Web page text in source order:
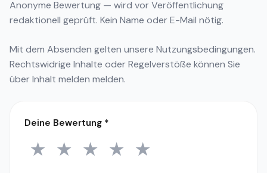
Anonyme Bewertung — wird vor Veröffentlichung
redaktionell geprüft. Kein Name oder E-Mail nötig.
Mit dem Absenden gelten unsere Nutzungsbedingungen.
Rechtswidrige Inhalte oder Regelverstöße können Sie
überInhalt melden melden.
Deine Bewertung *
1 Stern
★ 2 Sterne
★ 3 Sterne
★ 4 Sterne
★ 5 Sterne
★